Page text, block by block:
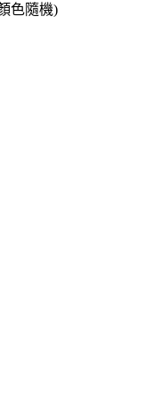
色隨機)